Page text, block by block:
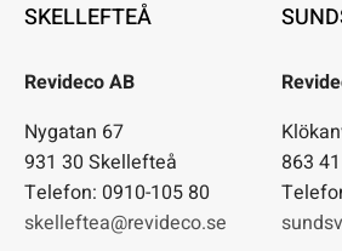
SKELLEFTEÅ
Revideco AB
Nygatan 67
931 30 Skellefteå
Telefon: 0910-105 80
skelleftea@revideco.se
863